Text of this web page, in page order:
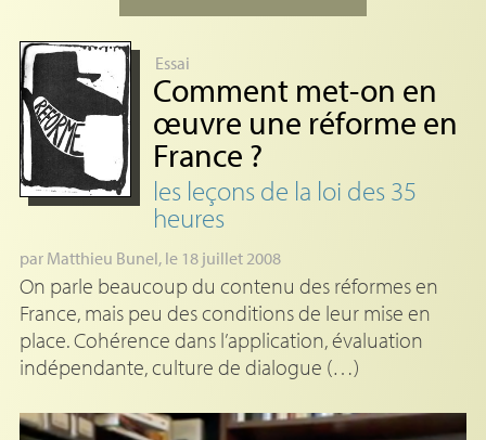
Essai
Comment met-on en
œuvre une réforme en
France ?
les leçons de la loi des 35
heures
par Matthieu Bunel, le 18 juillet 2008
On parle beaucoup du contenu des réformes en
France, mais peu des conditions de leur mise en
place. Cohérence dans l’application, évaluation
indépendante, culture de dialogue (…)